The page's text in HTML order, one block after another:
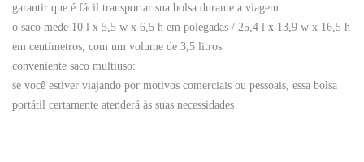
garantir que é fácil transportar sua bolsa durante a viagem.
o saco mede 10 l x 5,5 w x 6,5 h em polegadas / 25,4 l x 13,9 w x 16,5 h
em centímetros, com um volume de 3,5 litros
conveniente saco multiuso:
se você estiver viajando por motivos comerciais ou pessoais, essa bolsa
portátil certamente atenderá às suas necessidades